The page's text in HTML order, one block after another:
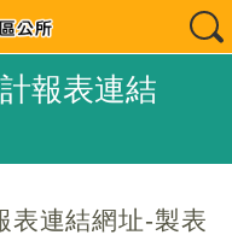
報表連結
表連結網址-製表